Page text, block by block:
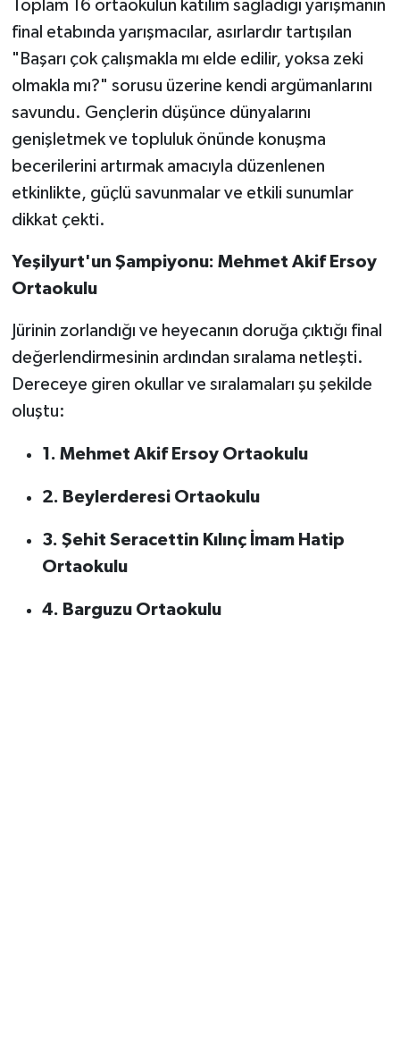
Toplam 16 ortaokulun katılım sağladığı yarışmanın
final etabında yarışmacılar, asırlardır tartışılan
"Başarı çok çalışmakla mı elde edilir, yoksa zeki
olmakla mı?" sorusu üzerine kendi argümanlarını
savundu. Gençlerin düşünce dünyalarını
genişletmek ve topluluk önünde konuşma
becerilerini artırmak amacıyla düzenlenen
etkinlikte, güçlü savunmalar ve etkili sunumlar
dikkat çekti.
Yeşilyurt'un Şampiyonu: Mehmet Akif Ersoy
Ortaokulu
Jürinin zorlandığı ve heyecanın doruğa çıktığı final
değerlendirmesinin ardından sıralama netleşti.
Dereceye giren okullar ve sıralamaları şu şekilde
oluştu:
1. Mehmet Akif Ersoy Ortaokulu
2. Beylerderesi Ortaokulu
3. Şehit Seracettin Kılınç İmam Hatip
Ortaokulu
4. Barguzu Ortaokulu